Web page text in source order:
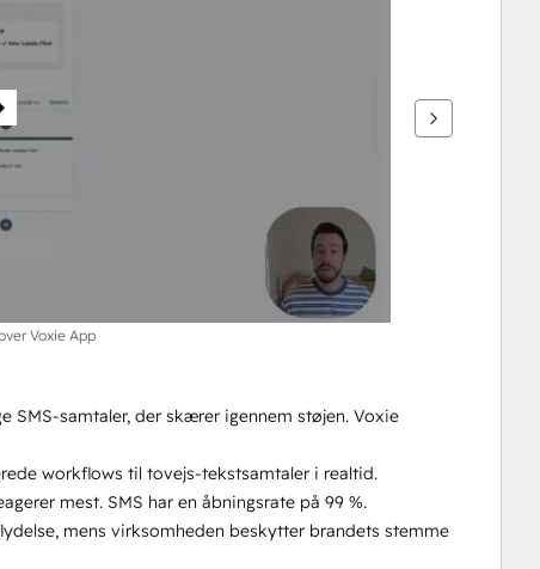
Voxie App
SMS-samtaler, der skærer igennem støjen. Voxie
workflows til tovejs-tekstsamtaler i realtid.
mest. SMS har en åbningsrate på 99 %.
mens virksomheden beskytter brandets stemme